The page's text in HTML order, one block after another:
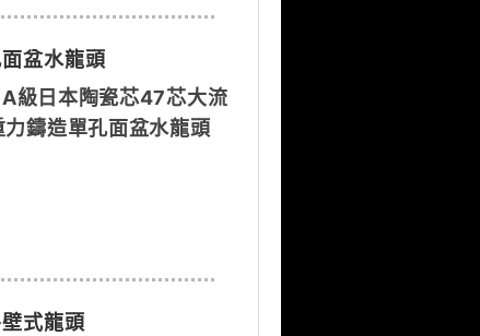
盆水龍頭
級日本陶瓷芯47芯大流
鑄造單孔面盆水龍頭
式龍頭